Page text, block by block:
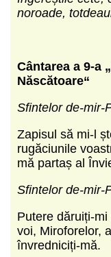
noroade,
Cântarea a 9-a
Născătoare“
Sfintelor de-mir-
Zapisul să mi-l
rugăciunile
mă partaș al
Sfintelor de-mir-
Putere dăruiți-
voi, Miroforelor,
învredniciți-mă.